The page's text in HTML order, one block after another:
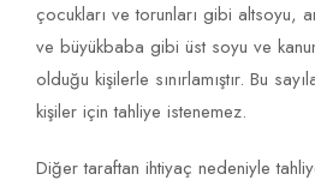
çocukları ve torunları gibi altsoyu,
ve büyükbaba gibi üst soyu ve
olduğu kişilerle sınırlamıştır. Bu
kişiler için tahliye istenemez.
Diğer taraftan ihtiyaç nedeniyle